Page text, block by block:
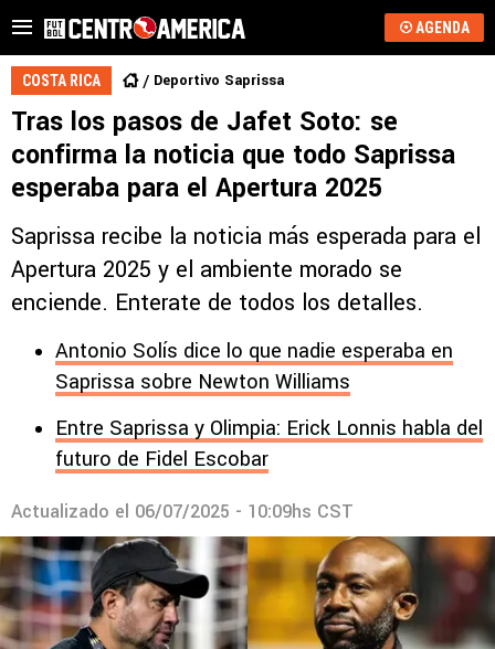
AGENDA
COSTA RICA Deportivo Saprissa
Tras los pasos de Jafet Soto: se
confirma la noticia que todo Saprissa
esperaba para el Apertura 2025
Saprissa recibe la noticia más esperada para el
Apertura 2025 y el ambiente morado se
enciende. Enterate de todos los detalles.
Antonio Solís dice lo que nadie esperaba en
Saprissa sobre Newton Williams
Entre Saprissa y Olimpia: Erick Lonnis habla del
futuro de Fidel Escobar
Actualizado el 06/07/2025 - 10:09hs CST